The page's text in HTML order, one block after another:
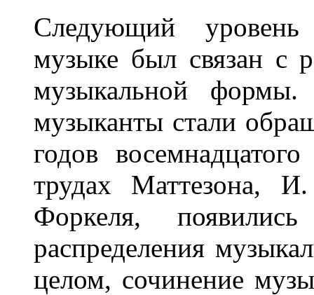
Следующий
музыке был связан с
музыкальной
музыканты стали
годов
трудах
Форкеля,
распределения
целом, сочинение